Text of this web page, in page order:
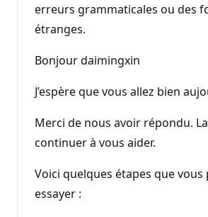
erreurs grammaticales ou des
étranges.
Bonjour daimingxin
J’espère que vous allez bien
Merci de nous avoir répondu.
continuer à vous aider.
Voici quelques étapes que vous
essayer :